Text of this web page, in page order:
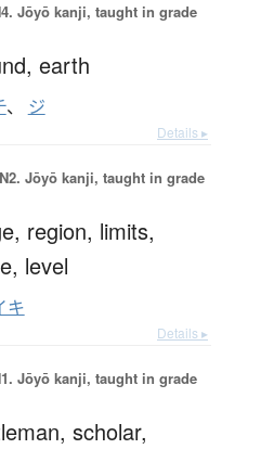
Jōyō kanji, taught in grade
earth
、 ジ
Details ▸
Jōyō kanji, taught in grade
region, limits,
level
キ
Details ▸
Jōyō kanji, taught in grade
scholar,